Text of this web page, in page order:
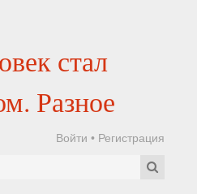
стал
Разное
Войти • Регистрация